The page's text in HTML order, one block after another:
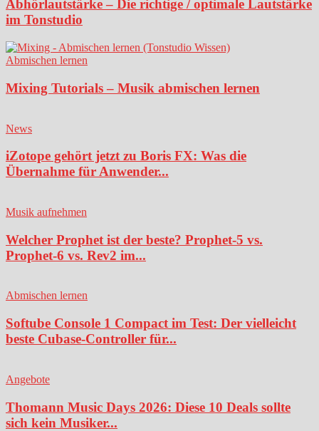
Abhörlautstärke – Die richtige / optimale Lautstärke
im Tonstudio
Abmischen lernen
Mixing Tutorials – Musik abmischen lernen
News
iZotope gehört jetzt zu Boris FX: Was die
Übernahme für Anwender...
Musik aufnehmen
Welcher Prophet ist der beste? Prophet-5 vs.
Prophet-6 vs. Rev2 im...
Abmischen lernen
Softube Console 1 Compact im Test: Der vielleicht
beste Cubase-Controller für...
Angebote
Thomann Music Days 2026: Diese 10 Deals sollte
sich kein Musiker...